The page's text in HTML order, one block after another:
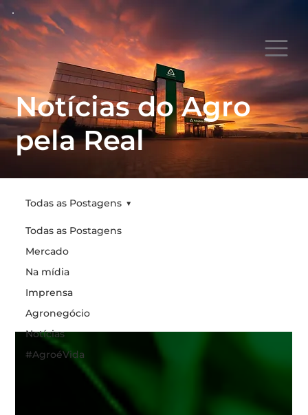
Notícias do Agro
pela Real
Todas as Postagens
Mercado
Na mídia
Imprensa
Agronegócio
Notícias
#AgroéVida
Todas as Postagens
Todas as
Postagens